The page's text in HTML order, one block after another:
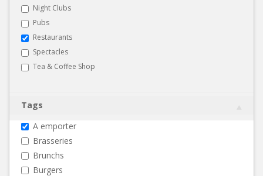
Night Clubs
Pubs
Restaurants
Spectacles
Tea & Coffee Shop
Tags
A emporter
Brasseries
Brunchs
Burgers